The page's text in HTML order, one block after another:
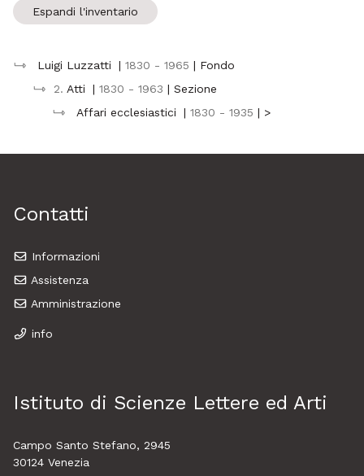
Espandi l'inventario
Luigi Luzzatti | 1830 - 1965 | Fondo
2. Atti | 1830 - 1963 | Sezione
Affari ecclesiastici
| 1830 - 1935 | >
Contatti
Informazioni
Assistenza
Amministrazione
info
Istituto di Scienze Lettere ed Arti
Campo Santo Stefano, 2945
30124 Venezia